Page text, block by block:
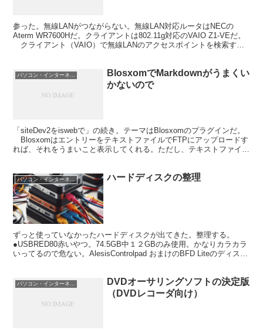
参った。無線LANがつながらない。無線LAN対応ルータはNECの
Aterm WR7600Hだ。クライアントは802.11g対応のVAIO Z1-VEだ。
クライアント（VAIO）で無線LANのアクセスポイントを検索する
BlosxomでMarkdownがうまくい
かないので
「siteDev2をiswebで」の続き。テーマはBlosxomのプラグインだ。
BlosxomはエントリーをテキストファイルでFTPにアップロードす
れば、それをうまいこと表示してくれる。ただし、テキストファイル
ハードディスクの整理
ずっと使っていなかったハードディスクが出てきた。整理する。
●USBRED80赤いやつ。74.5GB中１２GBのみ使用。かなりカラカラ
いってるので危ない。AlesisControlpad おまけのBFD Liteのディス
DVDオーサリングソフトの決定版
（DVDレコーダ向け）